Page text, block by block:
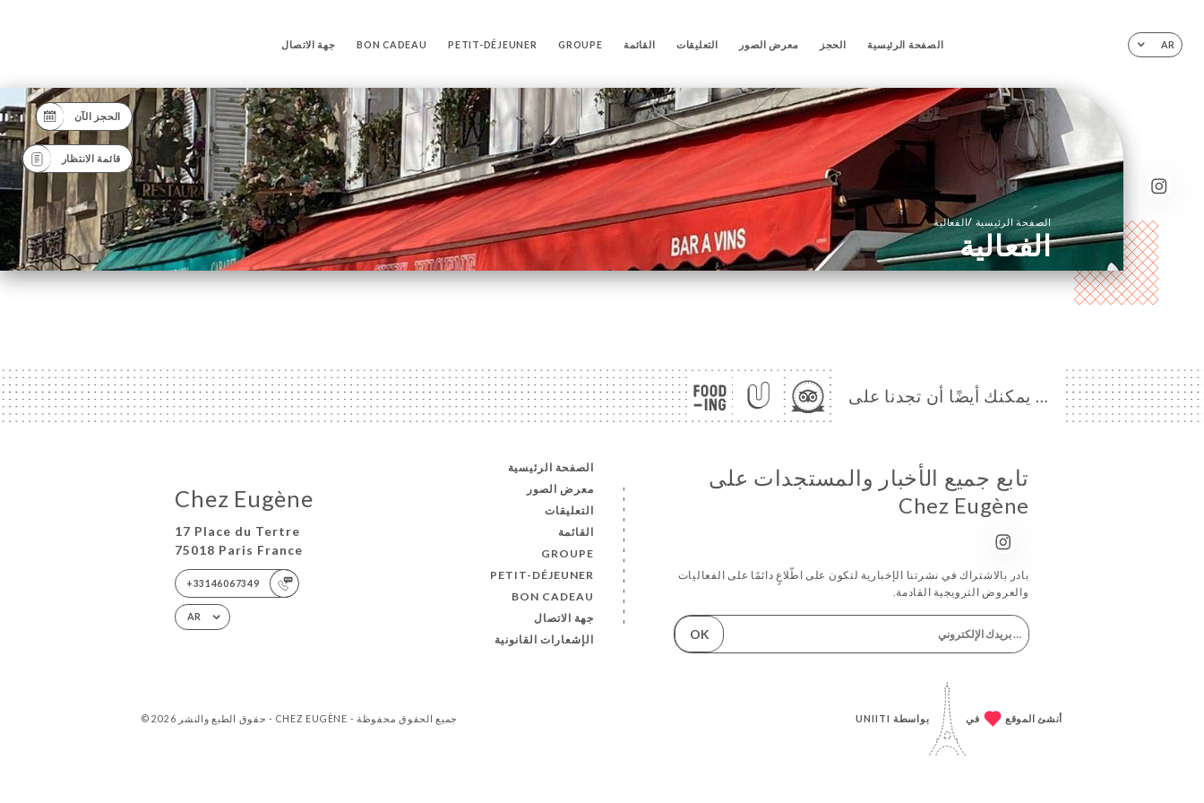
AR الصفحة الرئيسية الحجز معرض الصور التعليقات القائمة GROUPE
PETIT-DÉJEUNER
BON CADEAU جهة الاتصال
الحجز الآن
قائمة الانتظار
الصفحة الرئيسية /الفعالية
الفعالية
… يمكنك أيضًا أن تجدنا على
Chez Eugène
17 Place du Tertre
75018 Paris France
+33146067349
AR
الصفحة الرئيسية
معرض الصور
التعليقات
القائمة
GROUPE
PETIT-DÉJEUNER
BON CADEAU
جهة الاتصال
الإشعارات القانونية
تابع جميع الأخبار والمستجدات على
Chez Eugène
بادر بالاشتراك في نشرتنا الإخبارية لتكون على اطّلاعٍ دائمًا على الفعاليات
والعروض الترويجية القادمة.
OK
© حقوق الطبع والنشر 2026 - CHEZ EUGÈNE - جميع الحقوق محفوظة أنشئ الموقع في بواسطة UNIITI